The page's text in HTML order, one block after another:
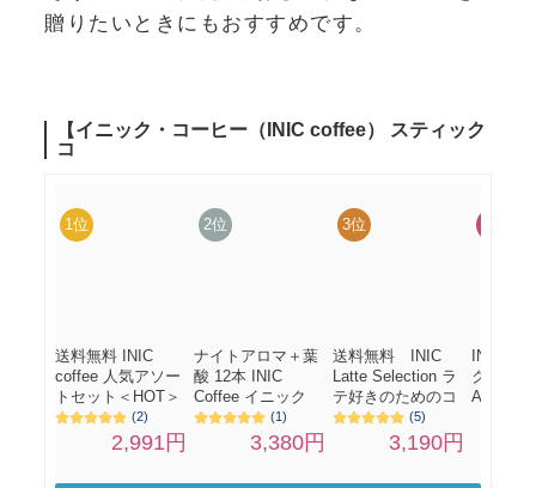
贈りたいときにもおすすめです。